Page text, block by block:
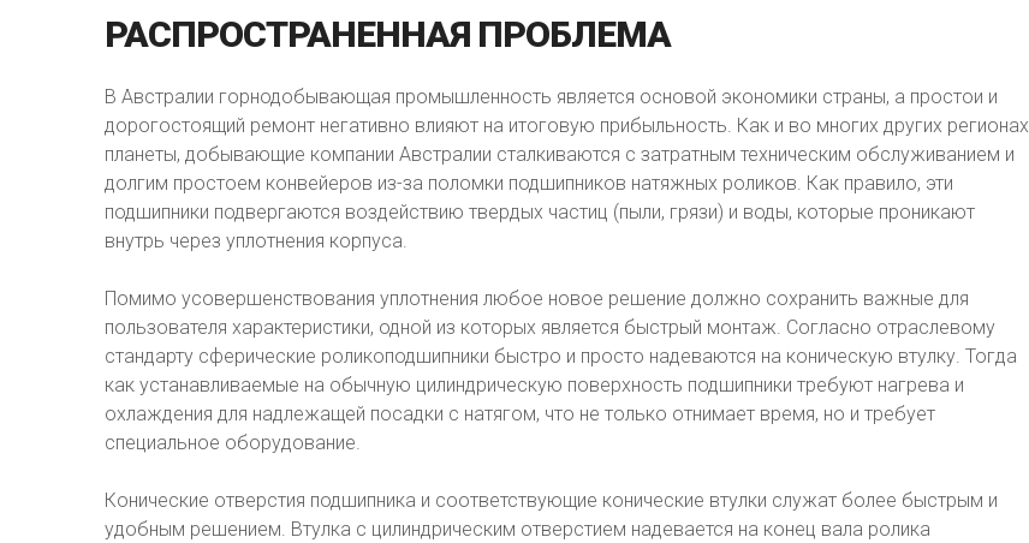
РАСПРОСТРАНЕННАЯ ПРОБЛЕМА
В Австралии горнодобывающая промышленность является основой экономики страны, а простои и
дорогостоящий ремонт негативно влияют на итоговую прибыльность. Как и во многих других регионах
планеты, добывающие компании Австралии сталкиваются с затратным техническим обслуживанием и
долгим простоем конвейеров из-за поломки подшипников натяжных роликов. Как правило, эти
подшипники подвергаются воздействию твердых частиц (пыли, грязи) и воды, которые проникают
внутрь через уплотнения корпуса.
Помимо усовершенствования уплотнения любое новое решение должно сохранить важные для
пользователя характеристики, одной из которых является быстрый монтаж. Согласно отраслевому
стандарту сферические роликоподшипники быстро и просто надеваются на коническую втулку. Тогда
как устанавливаемые на обычную цилиндрическую поверхность подшипники требуют нагрева и
охлаждения для надлежащей посадки с натягом, что не только отнимает время, но и требует
специальное оборудование.
Конические отверстия подшипника и соответствующие конические втулки служат более быстрым и
удобным решением. Втулка с цилиндрическим отверстием надевается на конец вала ролика